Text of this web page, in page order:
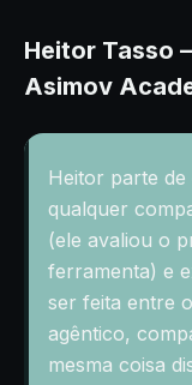
Heitor Tasso
Asimov
Heitor parte de
qualquer
(ele avaliou o
ferramenta) e
ser feita entre
agêntico,
mesma coisa